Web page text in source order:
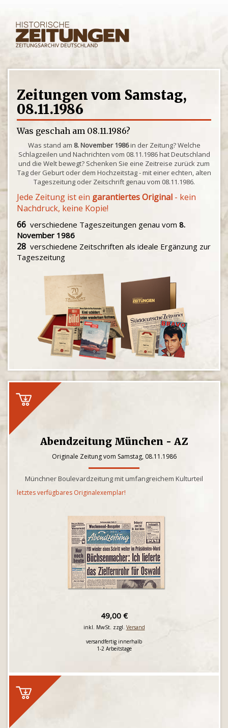
Zeitungen vom Samstag,
08.11.1986
Was geschah am 08.11.1986?
Was stand am 8. November 1986in der Zeitung? Welche
Schlagzeilen und Nachrichten vom 08.11.1986 hat Deutschland
und die Welt bewegt? Schenken Sie eine Zeitreise zurück zum
Tag der Geburt oder dem Hochzeitstag - mit einer echten, alten
Tageszeitung oder Zeitschrift genau vom 08.11.1986.
Jede Zeitung ist ein garantiertes Original - kein
Nachdruck, keine Kopie!
66 verschiedene Tageszeitungen genau vom 8.
November 1986
28 verschiedene Zeitschriften als ideale Ergänzung zur
Tageszeitung
Abendzeitung München - AZ
Originale Zeitung vom Samstag, 08.11.1986
Münchner Boulevardzeitung mit umfangreichem Kulturteil
letztes verfügbares Originalexemplar!
49,00 €
inkl. MwSt. zzgl. Versand
versandfertig innerhalb
1-2 Arbeitstage